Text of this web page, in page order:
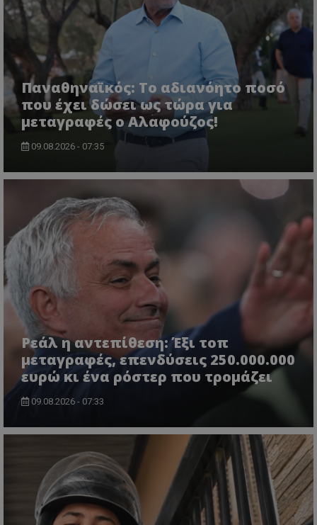
Παναθηναϊκός: Το αδιανόητο ποσό
που έχει δώσει ως τώρα για
μεταγραφές ο Αλαφούζος!
09.08.2026 - 07:35
Ρεάλ η αντεπίθεση: Έξι τοπ
μεταγραφές, επενδύσεις 250.000.000
ευρώ κι ένα ρόστερ που τρομάζει
09.08.2026 - 07:33